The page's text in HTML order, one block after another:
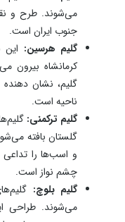
گلیم قشقایی به
گلیم شاهسون: این
سیستان و
و چرخنگ است.
گلیم بختیاری: وجه
شتر است! همین
کرده است. گلیم
ارائه می‌شود.
گلیم خمسه:
می‌شوند. طرح و
جنوب ایران است.
گلیم هرسین: این